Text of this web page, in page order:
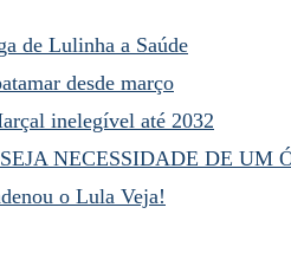
de Lulinha a Saúde
desde março
inelegível até 2032
NECESSIDADE DE
o Lula Veja!